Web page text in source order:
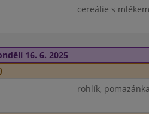
cereálie s
16. 6. 2025
rohlík,